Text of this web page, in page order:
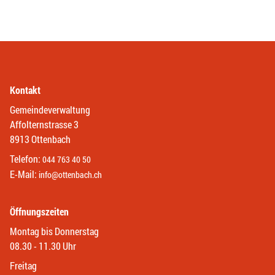
Kontakt
Gemeindeverwaltung
Affolternstrasse 3
8913 Ottenbach
Telefon: 044 763 40 50
E-Mail: info@ottenbach.ch
Öffnungszeiten
Montag bis Donnerstag
08.30 - 11.30 Uhr
Freitag